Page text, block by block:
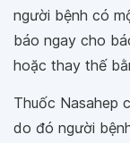
người bệnh có
báo ngay cho
hoặc thay thế
Thuốc Nasahep
do đó người